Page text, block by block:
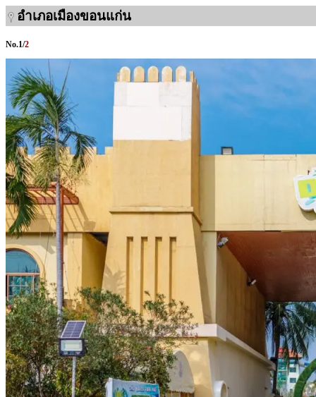
อำเภอเมืองขอนแก่น
No.1/2